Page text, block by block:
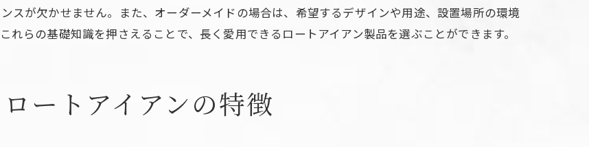
ロートアイアンフェンス選びの注意点とは
ロートアイアンの素材強度と安全性の比較
ロートアイアンフェンスで得られる安心感
スが欠かせません。また、オーダーメイドの場合は、希望するデザインや用途、設置場所の環境
らの基礎知識を押さえることで、長く愛用できるロートアイアン製品を選ぶことができます。
ートアイアンの特徴